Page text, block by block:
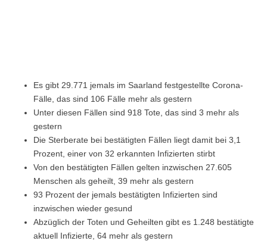
Es gibt 29.771 jemals im Saarland festgestellte Corona-
Fälle, das sind 106 Fälle mehr als gestern
Unter diesen Fällen sind 918 Tote, das sind 3 mehr als
gestern
Die Sterberate bei bestätigten Fällen liegt damit bei 3,1
Prozent, einer von 32 erkannten Infizierten stirbt
Von den bestätigten Fällen gelten inzwischen 27.605
Menschen als geheilt, 39 mehr als gestern
93 Prozent der jemals bestätigten Infizierten sind
inzwischen wieder gesund
Abzüglich der Toten und Geheilten gibt es 1.248 bestätigte
aktuell Infizierte, 64 mehr als gestern